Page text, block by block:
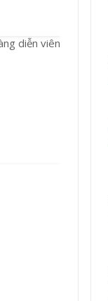
diễn viên